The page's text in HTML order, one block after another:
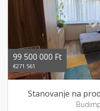
99 500 000 Ft
€271 561
Stanovanje na